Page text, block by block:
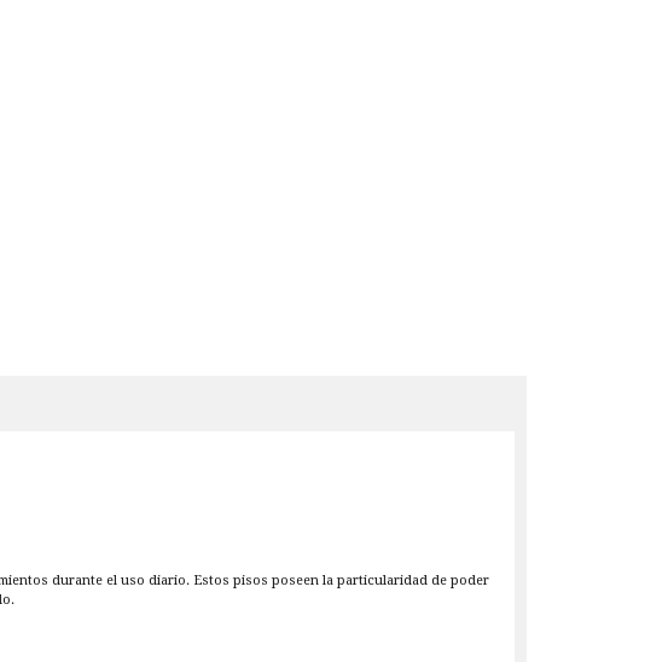
durante el uso diario. Estos pisos poseen la particularidad de poder